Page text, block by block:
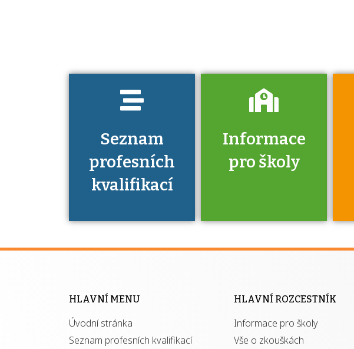
Seznam
profesních
kvalifikací
Informace
pro školy
Víte, že jako škola
kvalifikací jisté
získávání
autorizací?
HLAVNÍ MENU
Úvodní stránka
Seznam profesních kvalifikací
HLAVNÍ ROZCESTNÍK
Informace pro školy
Vše o zkouškách